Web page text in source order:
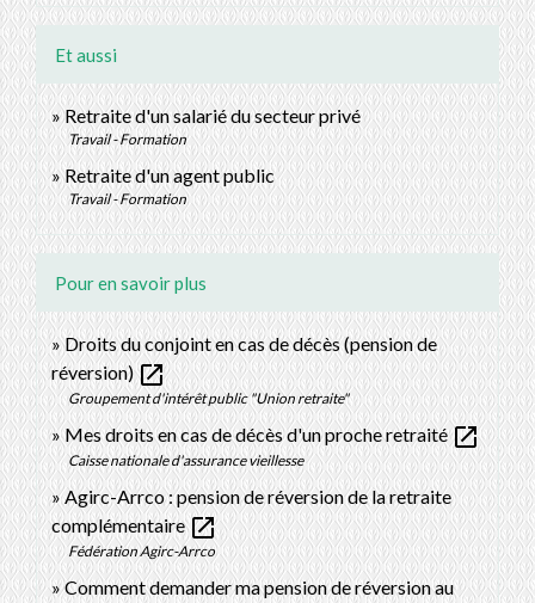
Et aussi
Retraite d'un salarié du secteur privé
Travail - Formation
Retraite d'un agent public
Travail - Formation
Pour en savoir plus
Droits du conjoint en cas de décès (pension de
réversion)open_in_new
Groupement d'intérêt public "Union retraite"
Mes droits en cas de décès d'un proche retraitéopen_in_new
Caisse nationale d'assurance vieillesse
Agirc-Arrco : pension de réversion de la retraite
complémentaireopen_in_new
Fédération Agirc-Arrco
Comment demander ma pension de réversion au